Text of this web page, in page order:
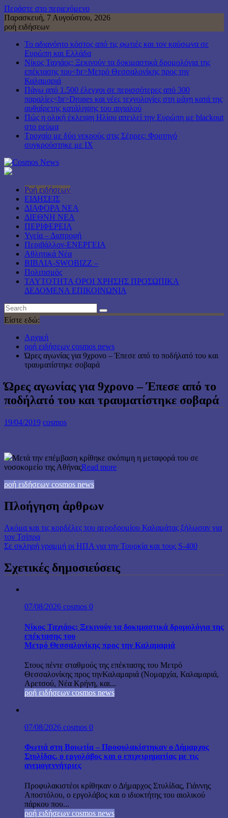
Περάστε στο περιεχόμενο
Παρασκευή, 7 Αυγούστου, 2026
ροή ειδήσεων
Το αδιανόητο κόστος από τις φωτιές και τον καύσωνα σε
Ευρώπη και Ελλάδα
Νίκος Ταχιάος: Ξεκινούν τα δοκιμαστικά δρομολόγια της
επέκτασης του<br>Μετρό Θεσσαλονίκης προς την
Καλαμαριά
Πάνω από 1.500 έλεγχοι σε περισσότερες από 300
παραλίες<br>Drones και νέες τεχνολογίες στη μάχη κατά της
αυθαίρετης κατάληψης του αιγιαλού
Πώς η ολική έκλειψη Ηλίου απειλεί την Ευρώπη με blackout
στο ρεύμα
Τροχαίο με δύο νεκρούς στις Σέρρες: Φορτηγό
συγκρούστηκε με ΙΧ
Ροή ειδήσεων
ΕΙΔΗΣΕΙΣ
ΔΙΑΦΟΡΑ ΝΕΑ
ΔΙΕΘΝΗ ΝΕΑ
ΠΕΡΙΦΕΡΕΙΑ
Υγεία – Διατροφή
Περιβάλλον-ΕΝΕΡΓΕΙΑ
Αθλητικά Νέα
ΒΙΒΛΙΑ-SWOBIZZ –
Πολιτισμός
TAYTOTHTA ΟΡΟΙ ΧΡΗΣΗΣ ΠΡΟΣΩΠΙΚΑ
ΔΕΔΟΜΕΝΑ ΕΠΙΚΟΙΝΩΝΙΑ
Είστε εδώ:
Αρχική
ροή ειδήσεων cosmos news
Ώρες αγωνίας για 9χρονο – Έπεσε από το ποδήλατό του και
τραυματίστηκε σοβαρά
Ώρες αγωνίας για 9χρονο – Έπεσε από το
ποδήλατό του και τραυματίστηκε σοβαρά
19/04/2019 cosmos
Μετά την επέμβαση κρίθηκε σκόπιμη η μεταφορά του σε
νοσοκομείο της ΑθήναςRead more
ροή ειδήσεων cosmos news
Πλοήγηση άρθρων
Ακόμα και τις κορδέλες του αεροδρομίου Καλαμάτας ξήλωσαν για
τον Τσίπρα
Σε σκληρή γραμμή οι ΗΠΑ για την Τουρκία και τους S-400
Σχετικές δημοσιεύσεις
07/08/2026 cosmos 0
Νίκος Ταχιάος: Ξεκινούν τα δοκιμαστικά δρομολόγια της
επέκτασης του
Μετρό Θεσσαλονίκης προς την Καλαμαριά
Στους πέντε σταθμούς της επέκτασης του Μετρό
Θεσσαλονίκης προς τηνΚαλαμαριά (Νομαρχία, Καλαμαριά,
Αρετσού, Νέα Κρήνη, και...
ροή ειδήσεων cosmos news
07/08/2026 cosmos 0
Φωτιά στη Βοιωτία – Προφυλακίστηκαν ο Δήμαρχος
Στυλίδας, ο εργολάβος και ο επιχειρηματίας με τις
ανεμογεννήτριες
Προφυλακιστέοι κρίθηκαν ο Δήμαρχος Στυλίδας, Γιάννης
Αποστόλου, ο εργολάβος και ο ιδιοκτήτης του αιολικού
πάρκου που...
ροή ειδήσεων cosmos news